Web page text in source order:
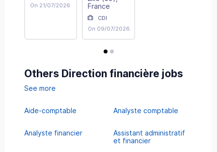
On 21/07/2026
France
CDI
On 09/07/2026
avisavis
Others Direction financière jobs
See more
Aide-comptable Analyste comptable
Analyste financier
Assistant administratif
et financier